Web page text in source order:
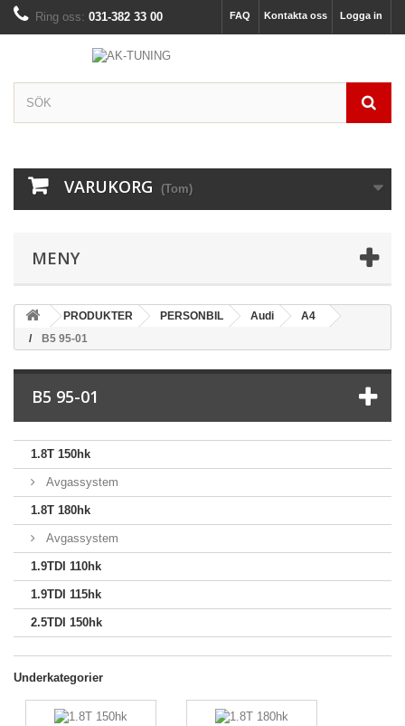
Logga in
Kontakta oss
FAQ
Ring oss: 031-382 33 00
VARUKORG (Tom)
MENY
PRODUKTER PERSONBIL Audi
A4
B5 95-01
B5 95-01
1.8T 150hk
Avgassystem
1.8T 180hk
Avgassystem
1.9TDI 110hk
1.9TDI 115hk
2.5TDI 150hk
Underkategorier